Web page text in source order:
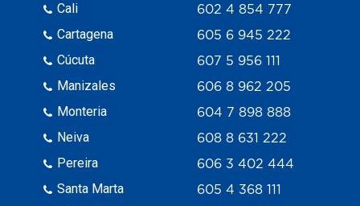
Cali
Cartagena
Cúcuta
Manizales
Monteria
Neiva
Pereira
Santa Marta
602 4 854 777
605 6 945 222
607 5 956 111
606 8 962 205
604 7 898 888
608 8 631 222
606 3 402 444
605 4 368 111